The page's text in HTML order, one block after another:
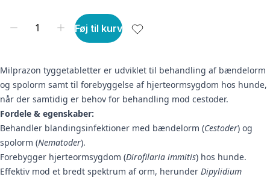
Føj til kurv
Milprazon tyggetabletter er udviklet til behandling af bændelorm
og spolorm samt til forebyggelse af hjerteormsygdom hos hunde,
når der samtidig er behov for behandling mod cestoder.
Fordele & egenskaber:
Behandler blandingsinfektioner med bændelorm (Cestoder) og
spolorm (Nematoder).
Forebygger hjerteormsygdom (Dirofilaria immitis) hos hunde.
Effektiv mod et bredt spektrum af orm, herunder Dipylidium